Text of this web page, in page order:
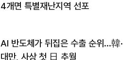
4개면 특별재난지역 선포
AI 반도체가 뒤집은 수출 순위…韓·
대만, 사상 첫 日 추월